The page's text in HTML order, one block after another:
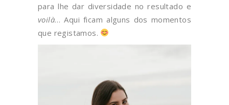
para lhe dar diversidade no resultado e
voilà… Aqui ficam alguns dos momentos
que registamos.